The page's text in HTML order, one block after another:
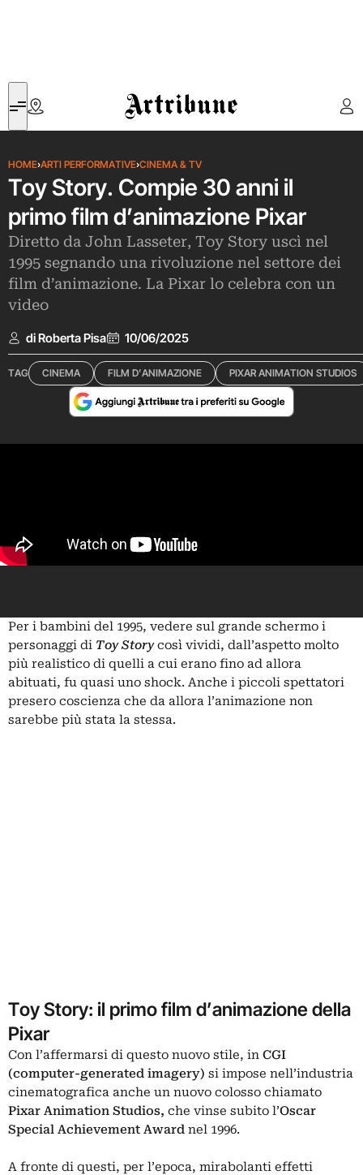
Artribune
HOME›ARTI PERFORMATIVE›CINEMA & TV
Toy Story. Compie 30 anni il
primo film d’animazione Pixar
Diretto da John Lasseter, Toy Story uscì nel
1995 segnando una rivoluzione nel settore dei
film d’animazione. La Pixar lo celebra con un
video
di Roberta Pisa 10/06/2025
TAG CINEMA FILM D’ANIMAZIONE PIXAR ANIMATION STUDIOS
Per i bambini del 1995, vedere sul grande schermo i
personaggi di Toy Storycosì vividi, dall’aspetto molto
più realistico di quelli a cui erano fino ad allora
abituati, fu quasi uno shock. Anche i piccoli spettatori
presero coscienza che da allora l’animazione non
sarebbe più stata la stessa.
Toy Story: il primo film d’animazione della
Pixar
Con l’affermarsi di questo nuovo stile, in CGI
(computer-generated imagery) si impose nell’industria
cinematografica anche un nuovo colosso chiamato
Pixar Animation Studios, che vinse subito l’Oscar
Special Achievement Award nel 1996.
A fronte di questi, per l’epoca, mirabolanti effetti